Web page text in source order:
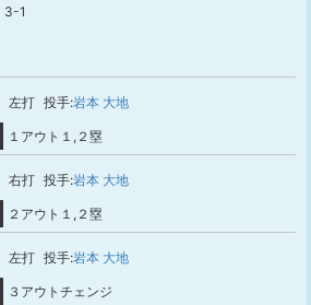
3-1
左打 投手:岩本 大地
１アウト１,２塁
右打 投手:岩本 大地
２アウト１,２塁
左打 投手:岩本 大地
３アウトチェンジ